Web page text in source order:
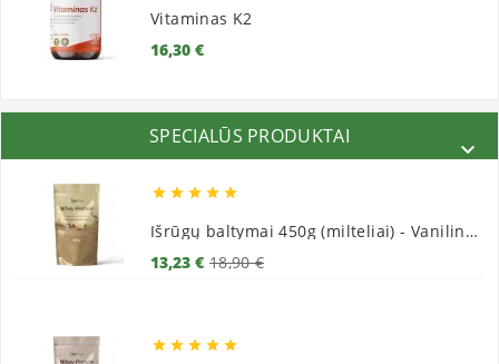
Vitaminas K2
16,30 €Kaina
SPECIALŪS PRODUKTAI

    
Išrūgų baltymai 450g (milteliai) - Vaniliniai
13,23 € 18,90 €
    